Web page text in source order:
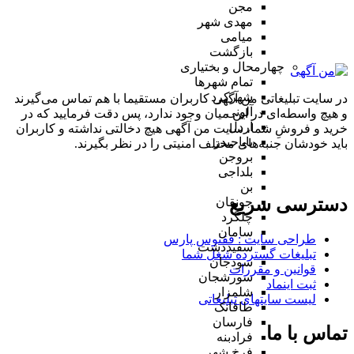
مجن
مهدی شهر
میامی
بازگشت
چهارمحال و بختیاری
تمام شهر‌ها
شهرکرد
آلونی
اردل
باباحیدر
بروجن
بلداجی
بن
جونقان
چلگرد
سامان
سفیددشت
سودجان
سورشجان
شلمزار
طاقانک
فارسان
فرادبنه
در سایت تبلیغاتی من آگهی کاربران مستقیما با هم تماس می‌گیرند
و هیچ واسطه‌ای در این میان وجود ندارد، پس دقت فرمایید که در
خرید و فروشِ شما، سایت من آگهی هیچ دخالتی نداشته و کاربران
باید خودشان جنبه‌های مختلف امنیتی را در نظر بگیرند.
دسترسی سریع
طراحی سایت :‌ ققنوس پارس
تبلیغات گسترده شغل شما
قوانین و مقررات
ثبت اینماد
لیست سایتهای تبلیغاتی
تماس با ما